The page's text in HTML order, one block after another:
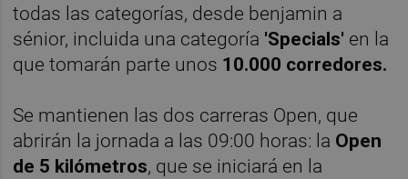
todas las categorías, desde benjamin a
sénior, incluida una categoría 'Specials' en la
que tomarán parte unos 10.000 corredores.
Se mantienen las dos carreras Open, que
abrirán la jornada a las 09:00 horas: la Open
de 5 kilómetros, que se iniciará en la